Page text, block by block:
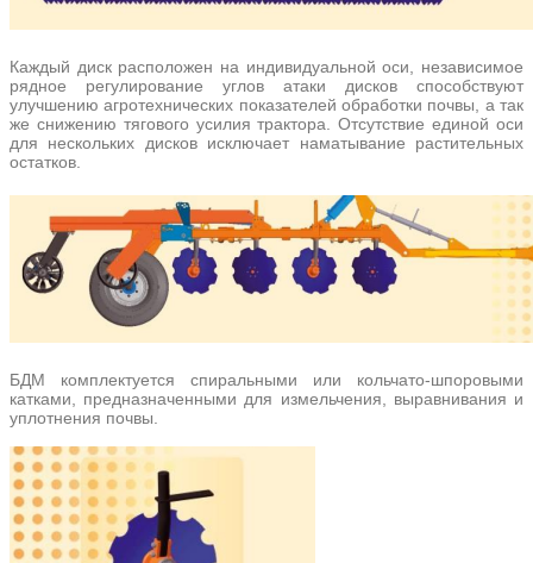
Каждый диск расположен на индивидуальной оси, независимое
рядное регулирование углов атаки дисков способствуют
улучшению агротехнических показателей обработки почвы, а так
же снижению тягового усилия трактора. Отсутствие единой оси
для нескольких дисков исключает наматывание растительных
остатков.
БДМ комплектуется спиральными или кольчато-шпоровыми
катками, предназначенными для измельчения, выравнивания и
уплотнения почвы.